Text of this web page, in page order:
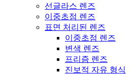
선글라스 렌즈
이중초점 렌즈
표면 처리된 렌즈
이중초점 렌즈
변색 렌즈
프리즘 렌즈
진보적 자유 형식